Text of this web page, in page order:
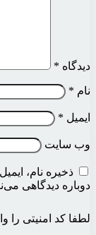
دیدگاه *
نام *
ایمیل *
وب‌ سایت
ذخیره نام،
دوباره دیدگاهی
لطفا کد امنیتی را